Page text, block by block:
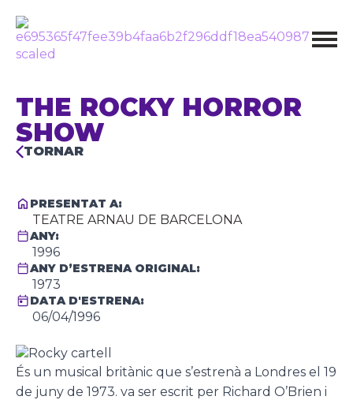
THE ROCKY HORROR
SHOW
TORNAR
PRESENTAT A:
TEATRE ARNAU DE BARCELONA
ANY:
1996
ANY D’ESTRENA ORIGINAL:
1973
DATA D'ESTRENA:
06/04/1996
És un musical britànic que s’estrenà a Londres el 19
de juny de 1973. va ser escrit per Richard O’Brien i